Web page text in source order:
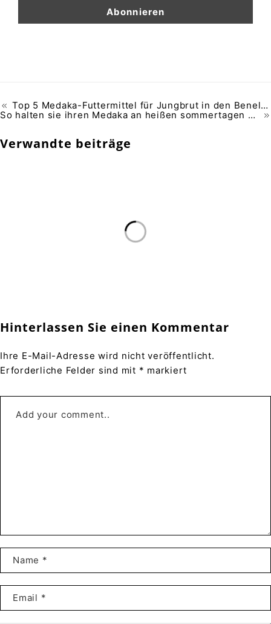
Top 5 Medaka-Futtermittel für Jungbrut in den Benelux-Ländern
So halten sie ihren Medaka an heißen sommertagen gesund
Verwandte beiträge
Hinterlassen Sie einen Kommentar
Ihre E-Mail-Adresse wird nicht veröffentlicht.
Erforderliche Felder sind mit * markiert